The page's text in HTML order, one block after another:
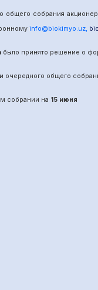
общего собрания
info@biokimyo.uz,
было принято решение о
очередного общего
собрании на 15 июня